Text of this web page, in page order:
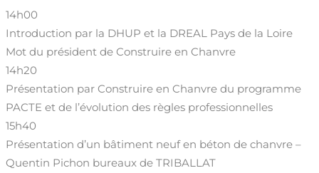
14h00
Introduction par la DHUP et la DREAL Pays de la Loire
Mot du président de Construire en Chanvre
14h20
Présentation par Construire en Chanvre du programme
PACTE et de l’évolution des règles professionnelles
15h40
Présentation d’un bâtiment neuf en béton de chanvre –
Quentin Pichon bureaux de TRIBALLAT